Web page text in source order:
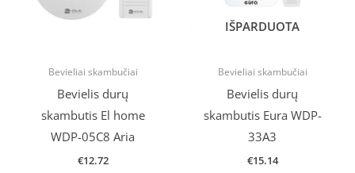
Bevieliai skambučiai
Bevielis durų
skambutis El home
WDP-05C8 Aria
€12.72
IŠPARDUOTA
Bevieliai skambučiai
Bevielis durų
skambutis Eura WDP-
33A3
€15.14